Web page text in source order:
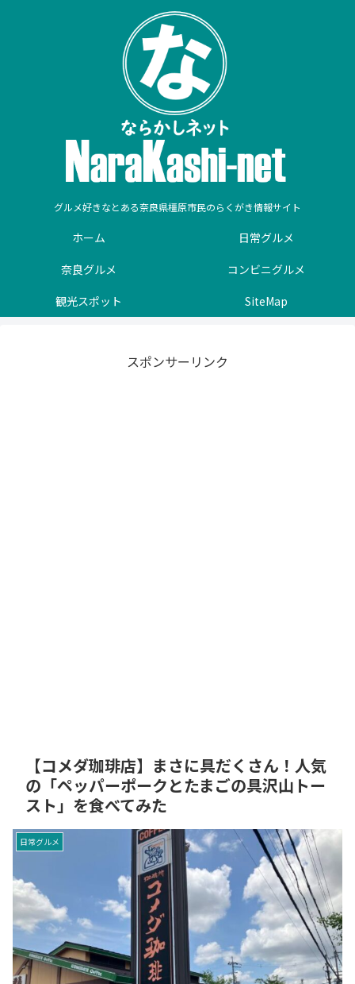
グルメ好きなとある奈良県橿原市民のらくがき情報サイト
ホーム
日常グルメ
奈良グルメ
コンビニグルメ
観光スポット
SiteMap
スポンサーリンク
【コメダ珈琲店】まさに具だくさん！人気
の「ペッパーポークとたまごの具沢山トー
スト」を食べてみた
日常グルメ